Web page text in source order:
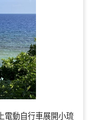
電動自行車展開小琉